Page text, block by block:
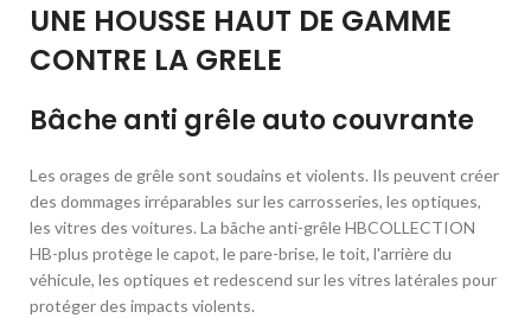
UNE HOUSSE HAUT DE GAMME
CONTRE LA GRELE
Bâche anti grêle auto couvrante
Les orages de grêle sont soudains et violents. Ils peuvent créer
des dommages irréparables sur les carrosseries, les optiques,
les vitres des voitures. La bâche anti-grêle HBCOLLECTION
HB-plus protège le capot, le pare-brise, le toit, l'arrière du
véhicule, les optiques et redescend sur les vitres latérales pour
protéger des impacts violents.